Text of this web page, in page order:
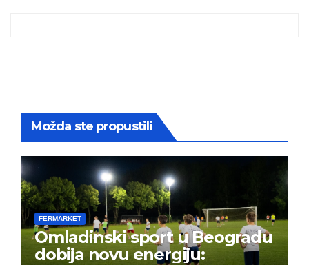
Možda ste propustili
FERMARKET
Omladinski sport u Beogradu
dobija novu energiju: